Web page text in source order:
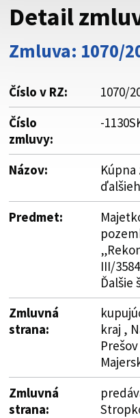
Buďte pozorní a vždy sa
cez zabezpečenú
vždy začína https:// pred
Detail
Zmluva: 1070/
Číslo v RZ:
1070/
Číslo
zmluvy:
-
Názov:
Predmet:
III/
Ďalšie
Zmluvná
strana:
kraj ,
Zmluvná
strana: